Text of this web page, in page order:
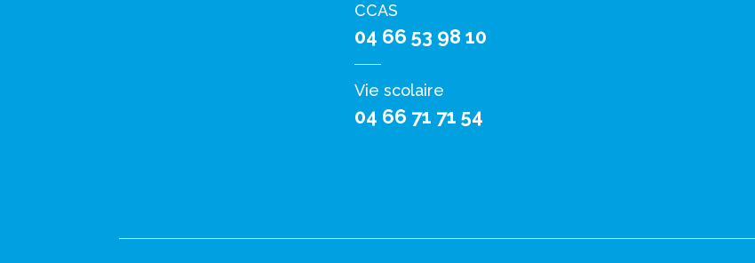
CCAS
04 66 53 98 10
Vie scolaire
04 66 71 71 54